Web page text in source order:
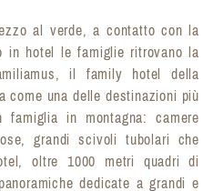
al verde, a contatto con la
in hotel le famiglie ritrovano la
il family hotel della
come una delle destinazioni più
in montagna: camere
grandi scivoli tubolari che
oltre 1000 metri quadri di
dedicate a grandi e